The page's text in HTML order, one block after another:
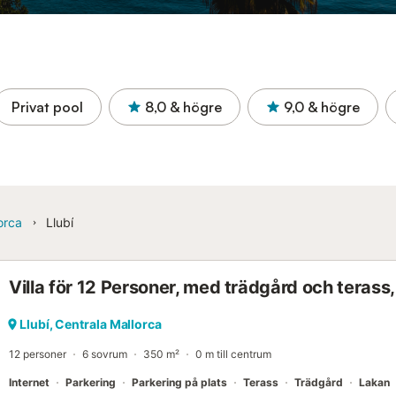
Privat pool 8,0 & högre 9,0 & högre
Llubí
Villa för 12 Personer, med trädgård och
Llubí, Centrala Mallorca
12 personer 6 sovrum 350 m² 0 m till centrum
Internet Parkering Parkering på plats Terass Trädgård Lakan